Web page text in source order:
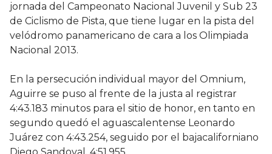
jornada del Campeonato Nacional Juvenil y Sub 23
de Ciclismo de Pista, que tiene lugar en la pista del
velódromo panamericano de cara a los Olimpiada
Nacional 2013.
En la persecución individual mayor del Omnium,
Aguirre se puso al frente de la justa al registrar
4:43.183 minutos para el sitio de honor, en tanto en
segundo quedó el aguascalentense Leonardo
Juárez con 4:43.254, seguido por el bajacaliforniano